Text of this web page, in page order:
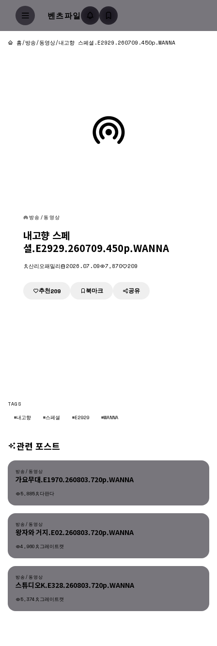
벤츠파일
홈/방송/동영상/내고향 스페셜.E2929.260709.450p.WANNA
방송/동영상
내고향 스페
셜.E2929.260709.450p.WANNA
산리오패밀리 2026.07.09 7,870 209
추천209 북마크 공유
TAGS
#내고향
#스페셜 #E2929 #WANNA
관련 포스트
방송/동영상
방송/동영상
가요무대.E1970.260803.720p.WANNA
5,885 다판다
방송/동영상
방송/동영상
왕자와 거지.E02.260803.720p.WANNA
4,960 그레이트캣
방송/동영상
방송/동영상
스튜디오K.E328.260803.720p.WANNA
5,374 그레이트캣